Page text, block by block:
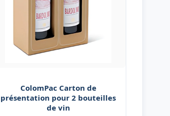
ColomPac Carton de
présentation pour 2 bouteilles
de vin